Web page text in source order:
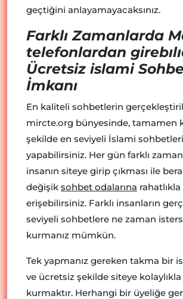
geçtiğini anlayamayacaksınız.
Farklı Zamanlarda
telefonlardan
Ücretsiz islami
İmkanı
En kaliteli sohbetlerin
mircte.org bünyesinde, tamamen
şekilde en seviyeli İslami sohbetleri
yapabilirsiniz. Her gün farklı
insanın siteye girip çıkması ile
değişik sohbet odalarına rahatlıkla
erişebilirsiniz. Farklı insanların
seviyeli sohbetlere ne zaman
kurmanız mümkün.
Tek yapmanız gereken takma bir
ve ücretsiz şekilde siteye kolaylıkla
kurmaktır. Herhangi bir üyeliğe